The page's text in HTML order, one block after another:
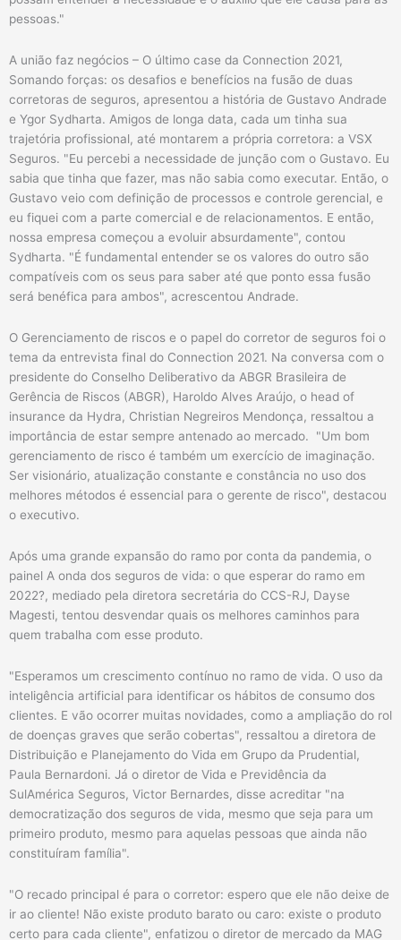
pessoas."
A união faz negócios – O último case da Connection 2021,
Somando forças: os desafios e benefícios na fusão de duas
corretoras de seguros, apresentou a história de Gustavo Andrade
e Ygor Sydharta. Amigos de longa data, cada um tinha sua
trajetória profissional, até montarem a própria corretora: a VSX
Seguros. "Eu percebi a necessidade de junção com o Gustavo. Eu
sabia que tinha que fazer, mas não sabia como executar. Então, o
Gustavo veio com definição de processos e controle gerencial, e
eu fiquei com a parte comercial e de relacionamentos. E então,
nossa empresa começou a evoluir absurdamente", contou
Sydharta. "É fundamental entender se os valores do outro são
compatíveis com os seus para saber até que ponto essa fusão
será benéfica para ambos", acrescentou Andrade.
O Gerenciamento de riscos e o papel do corretor de seguros foi o
tema da entrevista final do Connection 2021. Na conversa com o
presidente do Conselho Deliberativo da ABGR Brasileira de
Gerência de Riscos (ABGR), Haroldo Alves Araújo, o head of
insurance da Hydra, Christian Negreiros Mendonça, ressaltou a
importância de estar sempre antenado ao mercado. "Um bom
gerenciamento de risco é também um exercício de imaginação.
Ser visionário, atualização constante e constância no uso dos
melhores métodos é essencial para o gerente de risco", destacou
o executivo.
Após uma grande expansão do ramo por conta da pandemia, o
painel A onda dos seguros de vida: o que esperar do ramo em
2022?, mediado pela diretora secretária do CCS-RJ, Dayse
Magesti, tentou desvendar quais os melhores caminhos para
quem trabalha com esse produto.
"Esperamos um crescimento contínuo no ramo de vida. O uso da
inteligência artificial para identificar os hábitos de consumo dos
clientes. E vão ocorrer muitas novidades, como a ampliação do rol
de doenças graves que serão cobertas", ressaltou a diretora de
Distribuição e Planejamento do Vida em Grupo da Prudential,
Paula Bernardoni. Já o diretor de Vida e Previdência da
SulAmérica Seguros, Victor Bernardes, disse acreditar "na
democratização dos seguros de vida, mesmo que seja para um
primeiro produto, mesmo para aquelas pessoas que ainda não
constituíram família".
"O recado principal é para o corretor: espero que ele não deixe de
ir ao cliente! Não existe produto barato ou caro: existe o produto
certo para cada cliente", enfatizou o diretor de mercado da MAG